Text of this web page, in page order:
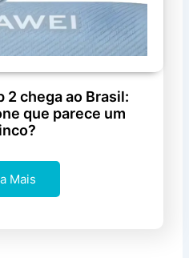
2 chega ao Brasil:
que parece um
Mais